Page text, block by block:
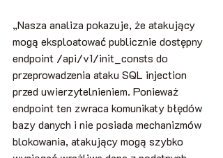
„Nasza analiza pokazuje, że atakujący
mogą eksploatować publicznie dostępny
endpoint /api/v1/init_consts do
przeprowadzenia ataku SQL injection
przed uwierzytelnieniem. Ponieważ
endpoint ten zwraca komunikaty błędów
bazy danych i nie posiada mechanizmów
blokowania, atakujący mogą szybko